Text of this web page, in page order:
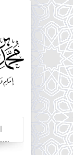
Skip
to
main
content